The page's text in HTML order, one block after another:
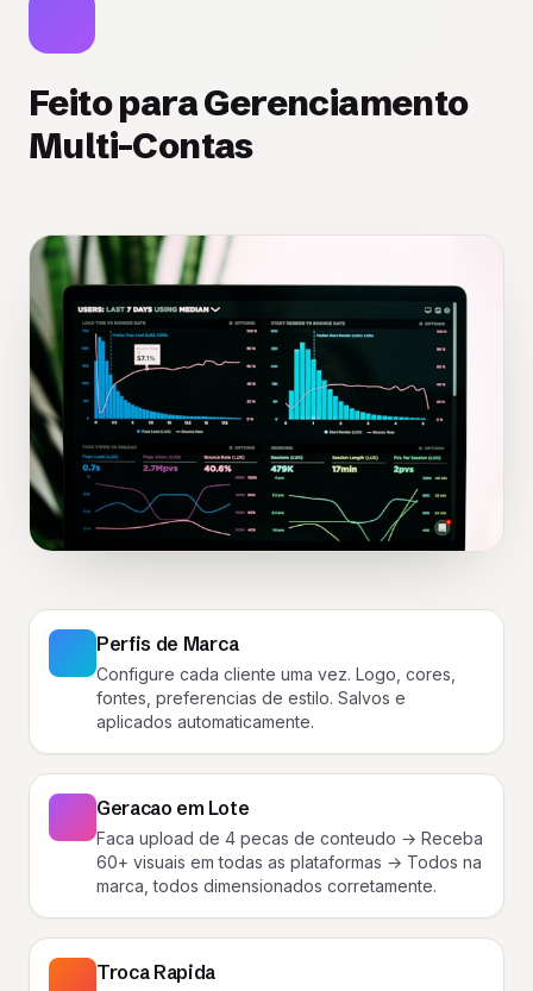
Feito para Gerenciamento
Multi-Contas
Perfis de Marca
Configure cada cliente uma vez. Logo, cores,
fontes, preferencias de estilo. Salvos e
aplicados automaticamente.
Geracao em Lote
Faca upload de 4 pecas de conteudo → Receba
60+ visuais em todas as plataformas → Todos na
marca, todos dimensionados corretamente.
Troca Rapida